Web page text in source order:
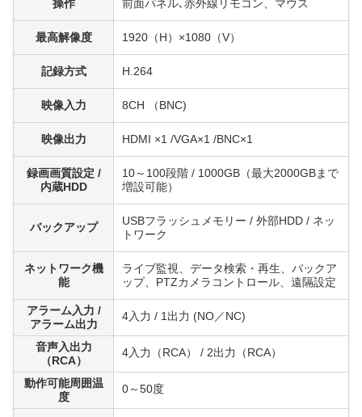
操作 前面パネル､赤外線リモコン、マウス
最高解像度 1920（H）×1080（V）
記録方式 H.264
映像入力 8CH （BNC)
映像出力 HDMI ×1 /VGA×1 /BNC×1
録画画質設定 /
内蔵HDD
10～100段階 / 1000GB（最大2000GBまで
増設可能）
バックアップ
USBフラッシュメモリー / 外部HDD / ネッ
トワーク
ネットワーク機
能
ライブ監視、データ検索・再生、バックア
ップ、PTZカメラコントロール、遠隔設定
アラーム入力 /
アラーム出力
4入力 / 1出力 (NO／NC)
音声入出力
（RCA）
4入力（RCA） / 2出力（RCA）
動作可能周囲温
度
0～50度